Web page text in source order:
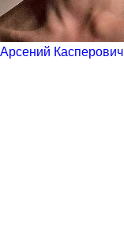
Арсений Касперович